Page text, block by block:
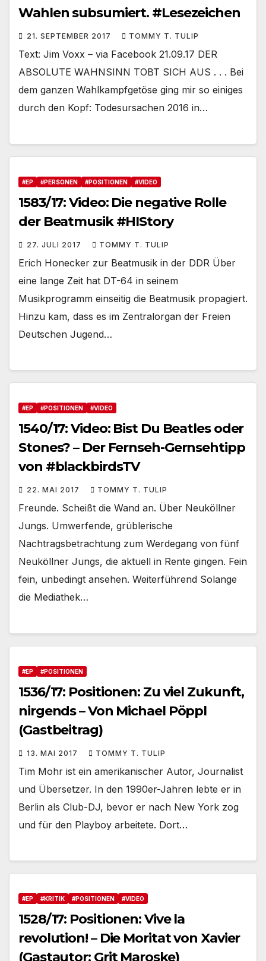
Wahlen subsumiert. #Lesezeichen
21. SEPTEMBER 2017 TOMMY T. TULIP
Text: Jim Voxx – via Facebook 21.09.17 DER
ABSOLUTE WAHNSINN TOBT SICH AUS . . . Bei
dem ganzen Wahlkampfgetöse ging mir so einiges
durch den Kopf: Todesursachen 2016 in…
#EP #PERSONEN #POSITIONEN #VIDEO
1583/17: Video: Die negative Rolle
der Beatmusik #HIStory
27. JULI 2017 TOMMY T. TULIP
Erich Honecker zur Beatmusik in der DDR Über
eine lange Zeit hat DT-64 in seinem
Musikprogramm einseitig die Beatmusik propagiert.
Hinzu kam, dass es im Zentralorgan der Freien
Deutschen Jugend…
#EP #POSITIONEN #VIDEO
1540/17: Video: Bist Du Beatles oder
Stones? – Der Fernseh-Gernsehtipp
von #blackbirdsTV
22. MAI 2017 TOMMY T. TULIP
Freunde. Scheißt die Wand an. Über Neuköllner
Jungs. Umwerfende, grüblerische
Nachtragsbetrachtung zum Werdegang von fünf
Neuköllner Jungs, die aktuell in Rente gingen. Fein
fein, unbedingt ansehen. Weiterführend Solange
die Mediathek…
#EP #POSITIONEN
1536/17: Positionen: Zu viel Zukunft,
nirgends – Von Michael Pöppl
(Gastbeitrag)
13. MAI 2017 TOMMY T. TULIP
Tim Mohr ist ein amerikanischer Autor, Journalist
und Übersetzer. In den 1990er-Jahren lebte er in
Berlin als Club-DJ, bevor er nach New York zog
und für den Playboy arbeitete. Dort…
#EP #KRITIK #POSITIONEN #VIDEO
1528/17: Positionen: Vive la
revolution! – Die Moritat von Xavier
(Gastautor: Grit Maroske)